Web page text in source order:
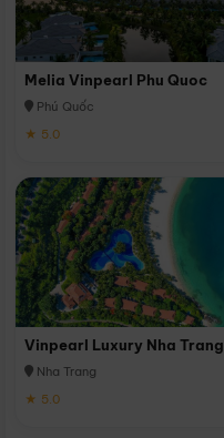
Melia Vinpearl Phu Quoc
Phú Quốc
★ 5.0
Vinpearl Luxury Nha Trang
Nha Trang
★ 5.0